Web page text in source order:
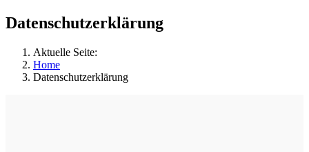
Datenschutzerklärung
Aktuelle Seite:
Home
Datenschutzerklärung